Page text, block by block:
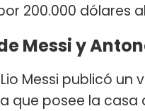
200.000 dólares
Messi y
Messi publicó
que posee la casa